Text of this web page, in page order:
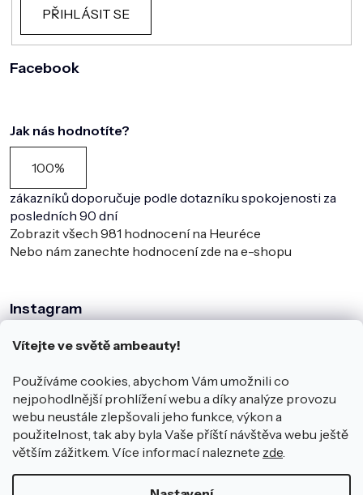
Vítejte ve světě ambeauty!
Používáme cookies, abychom Vám umožnili co
nejpohodlnější prohlížení webu a díky analýze provozu
webu neustále zlepšovali jeho funkce, výkon a
použitelnost, tak aby byla Vaše příští návštěva webu ještě
větším zážitkem. Více informací naleznete zde.
PŘIHLÁSIT SE
Facebook
Jak nás hodnotíte?
100%
zákazníků doporučuje podle dotazníku spokojenosti za
posledních 90 dní
Zobrazit všech 981 hodnocení na Heuréce
Nebo nám zanechte hodnocení zde na e-shopu
Instagram
Sledovat na Instagramu